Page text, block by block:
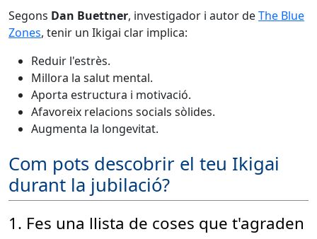
Segons Dan Buettner, investigador i autor deThe Blue
Zones, tenir un Ikigai clar implica:
Reduir l'estrès.
Millora la salut mental.
Aporta estructura i motivació.
Afavoreix relacions socials sòlides.
Augmenta la longevitat.
Com pots descobrir el teu Ikigai
durant la jubilació?
1. Fes una llista de coses que t'agraden